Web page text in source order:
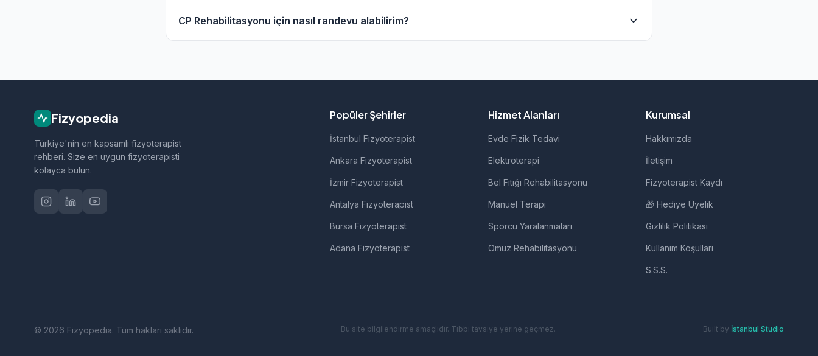
CP Rehabilitasyonu için nasıl randevu alabilirim?
Fizyopedia
Türkiye'nin en kapsamlı fizyoterapist
rehberi. Size en uygun fizyoterapisti
kolayca bulun.
Popüler Şehirler
İstanbul Fizyoterapist
Ankara Fizyoterapist
İzmir Fizyoterapist
Antalya Fizyoterapist
Bursa Fizyoterapist
Adana Fizyoterapist
Hizmet Alanları
Evde Fizik Tedavi
Elektroterapi
Bel Fıtığı Rehabilitasyonu
Manuel Terapi
Sporcu Yaralanmaları
Omuz Rehabilitasyonu
Kurumsal
Hakkımızda
İletişim
Fizyoterapist Kaydı
🎁 Hediye Üyelik
Gizlilik Politikası
Kullanım Koşulları
S.S.S.
© 2026 Fizyopedia. Tüm hakları saklıdır. Bu site bilgilendirme amaçlıdır. Tıbbi tavsiye yerine geçmez. Built by İstanbul Studio